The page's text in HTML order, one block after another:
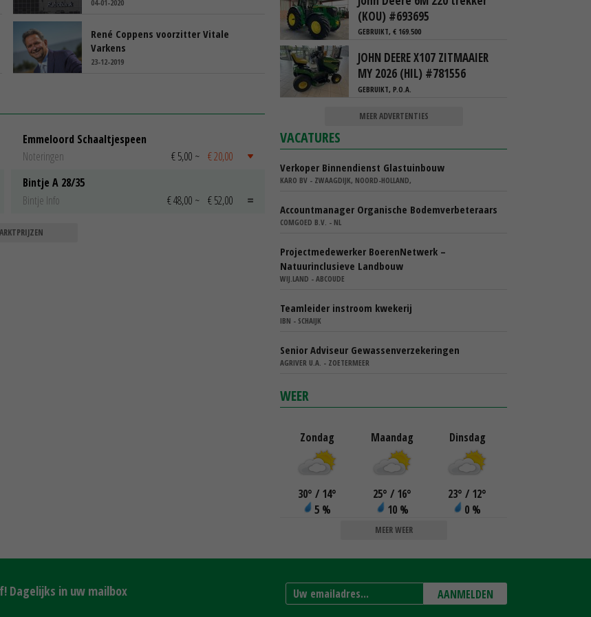
04-01-2020
René Coppens voorzitter Vitale
Varkens
23-12-2019
Emmeloord Schaaltjespeen
Noteringen
€ 5,00 ~ € 20,00
Bintje A 28/35
Bintje Info
€ 48,00 ~ € 52,00
(KOU) #693695
GEBRUIKT, € 169.500
JOHN DEERE X107 ZITMAAIER
MY 2026 (HIL) #781556
GEBRUIKT, P.O.A.
MEER ADVERTENTIES
VACATURES
Verkoper Binnendienst Glastuinbouw
KARO BV - ZWAAGDIJK, NOORD-HOLLAND,
Accountmanager Organische Bodemverbeteraars
COMGOED B.V. - NL
Projectmedewerker BoerenNetwerk –
Natuurinclusieve Landbouw
WIJ.LAND - ABCOUDE
Teamleider instroom kwekerij
IBN - SCHAIJK
Senior Adviseur Gewassenverzekeringen
AGRIVER U.A. - ZOETERMEER
WEER
Zondag
30° / 14°
5 %
Maandag
25° / 16°
10 %
Dinsdag
23° / 12°
0 %
MEER WEER
Dagelijks in uw mailbox AANMELDEN